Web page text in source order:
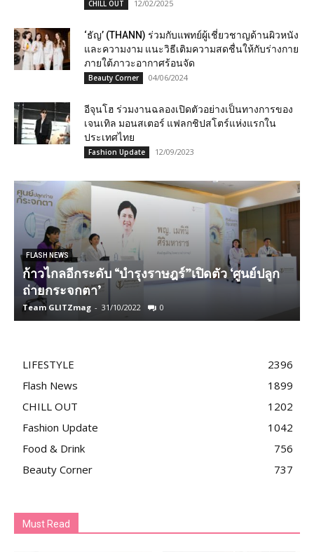
CHILL OUT 12/02/2025
‘ธัญ’ (THANN) ร่วมกับแพทย์ผู้เชี่ยวชาญด้านผิวหนัง
และความงาม แนะวิธีเติมความสดชื่นให้กับร่างกาย
ภายใต้ภาวะอากาศร้อนจัด
Beauty Corner 04/06/2024
อีจุนโฮ ร่วมงานฉลองเปิดตัวอย่างเป็นทางการของ
เจนเทิล มอนสเตอร์ แฟลกชิปสโตร์แห่งแรกใน
ประเทศไทย
Fashion Update 12/09/2023
FLASH NEWS
ก้าวไกลอีกระดับ “บำรุงราษฎร์”เปิดตัว ‘ศูนย์ปลูก
ถ่ายกระจกตา’
Team GLITZmag - 31/10/2022 0
LIFESTYLE
2396
Flash News
1899
CHILL OUT
1202
Fashion Update
1042
Food & Drink
756
Beauty Corner
737
Must Read